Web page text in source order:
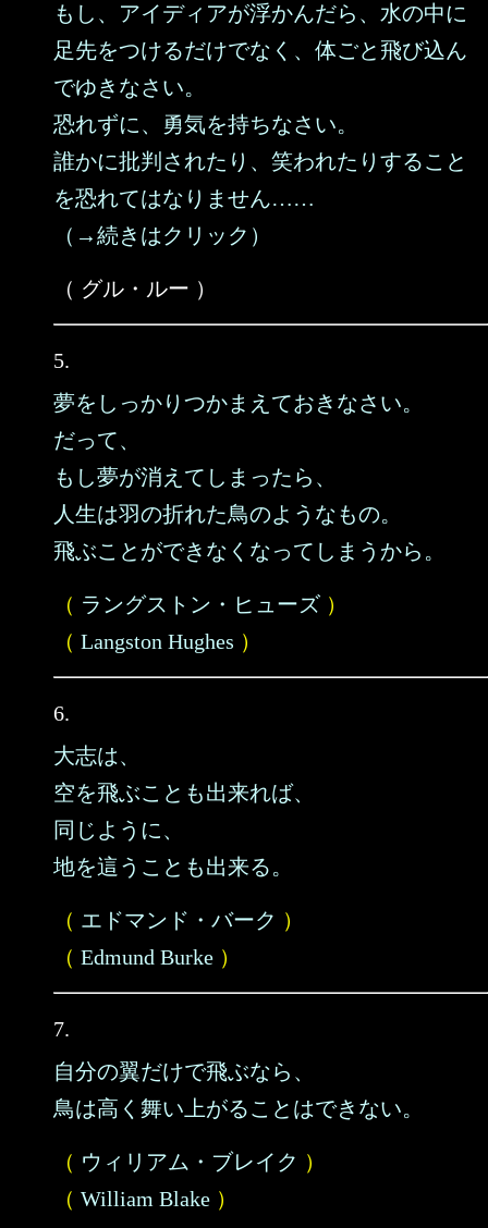
もし、アイディアが浮かんだら、水の中に
足先をつけるだけでなく、体ごと飛び込ん
でゆきなさい。
恐れずに、勇気を持ちなさい。
誰かに批判されたり、笑われたりすること
を恐れてはなりません……
（→続きはクリック）
（ グル・ルー ）
5.
夢をしっかりつかまえておきなさい。
だって、
もし夢が消えてしまったら、
人生は羽の折れた鳥のようなもの。
飛ぶことができなくなってしまうから。
（ ラングストン・ヒューズ ）
（ Langston Hughes ）
6.
大志は、
空を飛ぶことも出来れば、
同じように、
地を這うことも出来る。
（ エドマンド・バーク ）
（ Edmund Burke ）
7.
自分の翼だけで飛ぶなら、
鳥は高く舞い上がることはできない。
（ ウィリアム・ブレイク ）
（ William Blake ）